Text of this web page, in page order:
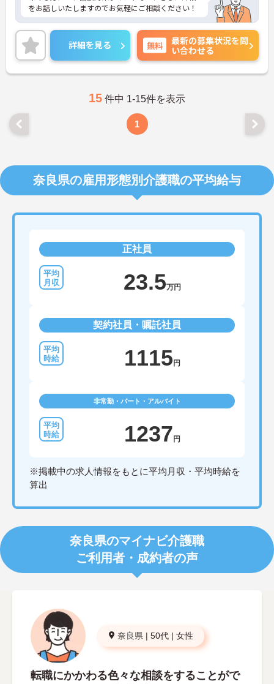
をお話しいたしますのでお気軽にご相談ください！
詳細を見る 無料
最新の募集状況を問
い合わせる
15 件中 1-15件を表示
1
奈良県の雇用形態別介護職の平均給与
正社員
23.5万円
契約社員・嘱託社員
1115円
非常勤・パート・アルバイト
1237円
※掲載中の求人情報をもとに平均月収・平均時給を
算出
奈良県のマイナビ介護職
ご利用者・成約者の声
奈良県 | 50代 | 女性
転職にかかわる色々な相談をすることがで